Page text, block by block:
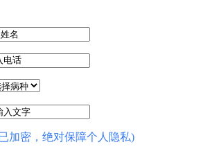
加密，绝对保障个人隐私)